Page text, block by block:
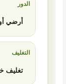
الدور
التغليف